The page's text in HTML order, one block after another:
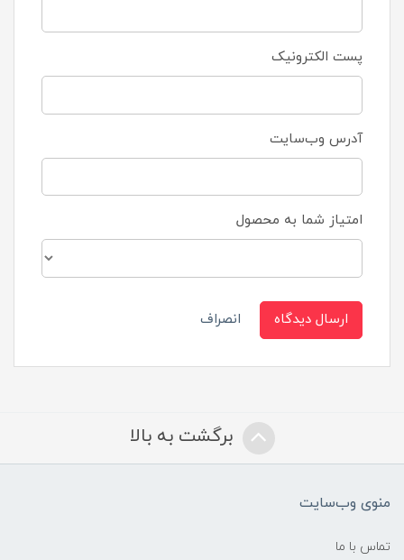
پست الکترونیک
آدرس وب‌سایت
امتیاز شما به محصول
ارسال دیدگاه انصراف
برگشت به بالا
منوی وب‌سایت
تماس با ما